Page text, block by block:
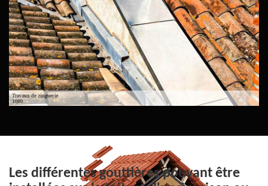
Les différentes gouttières pouvant être